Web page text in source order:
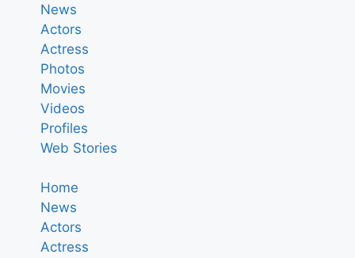
News
Actors
Actress
Photos
Movies
Videos
Profiles
Web Stories
Home
News
Actors
Actress